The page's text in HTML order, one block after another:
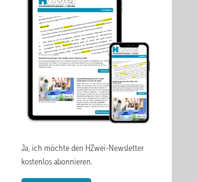
Ja, ich möchte den HZwei-Newsletter
kostenlos abonnieren.